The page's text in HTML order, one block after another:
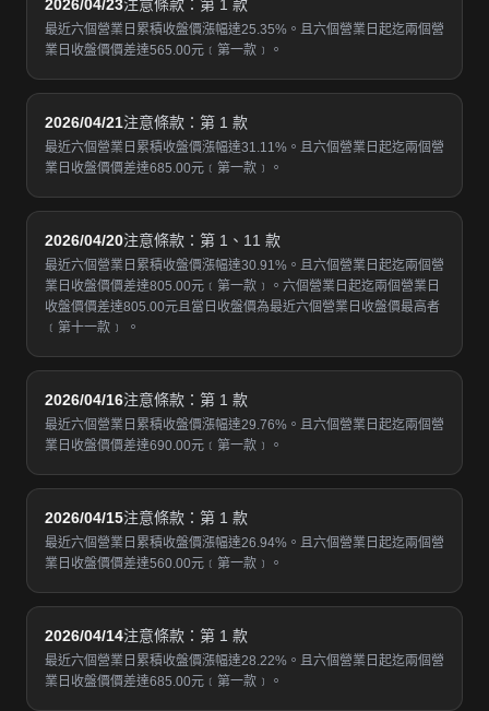
2026/04/23注意條款：第 1 款
最近六個營業日累積收盤價漲幅達25.35%。且六個營業日起迄兩個營
業日收盤價價差達565.00元﹝第一款﹞。
2026/04/21注意條款：第 1 款
最近六個營業日累積收盤價漲幅達31.11%。且六個營業日起迄兩個營
業日收盤價價差達685.00元﹝第一款﹞。
2026/04/20注意條款：第 1、11 款
最近六個營業日累積收盤價漲幅達30.91%。且六個營業日起迄兩個營
業日收盤價價差達805.00元﹝第一款﹞。六個營業日起迄兩個營業日
收盤價價差達805.00元且當日收盤價為最近六個營業日收盤價最高者
﹝第十一款﹞ 。
2026/04/16注意條款：第 1 款
最近六個營業日累積收盤價漲幅達29.76%。且六個營業日起迄兩個營
業日收盤價價差達690.00元﹝第一款﹞。
2026/04/15注意條款：第 1 款
最近六個營業日累積收盤價漲幅達26.94%。且六個營業日起迄兩個營
業日收盤價價差達560.00元﹝第一款﹞。
2026/04/14注意條款：第 1 款
最近六個營業日累積收盤價漲幅達28.22%。且六個營業日起迄兩個營
業日收盤價價差達685.00元﹝第一款﹞。